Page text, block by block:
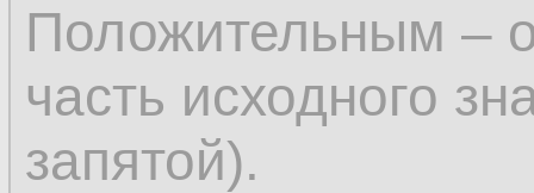
Положительным –
часть исходного
запятой).